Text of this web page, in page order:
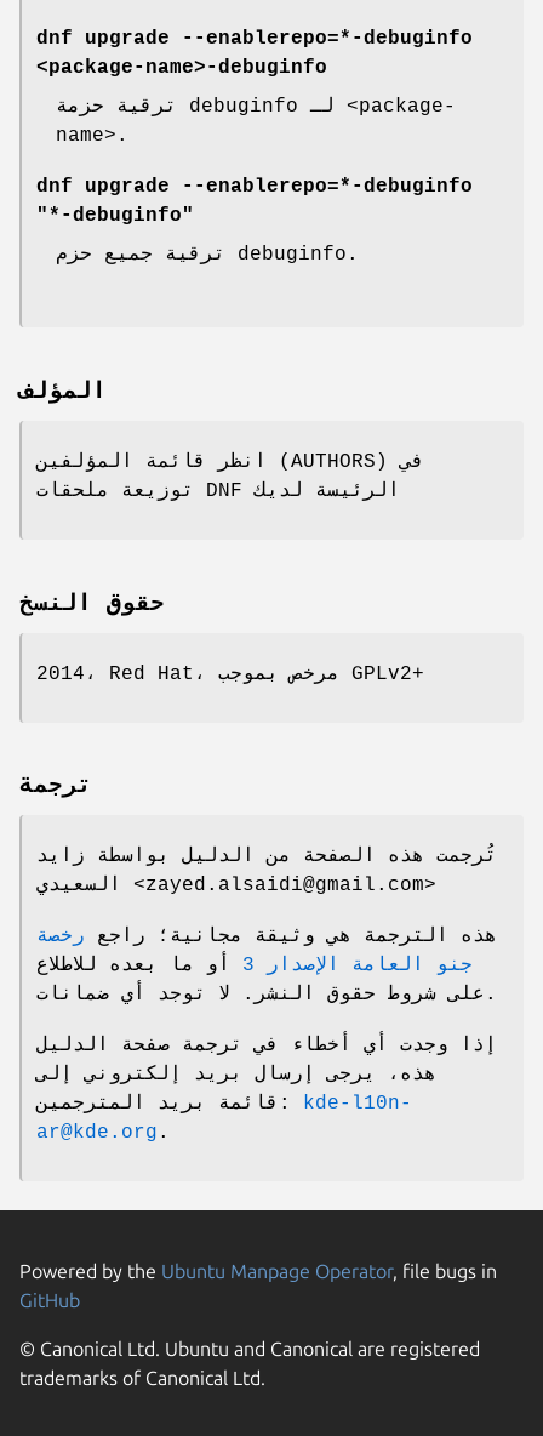
dnf upgrade --enablerepo=*-debuginfo
<package-name>-debuginfo
ترقية حزمة debuginfo لـ <package-
name>.
dnf upgrade --enablerepo=*-debuginfo
"*-debuginfo"
ترقية جميع حزم debuginfo.
المؤلف
انظر قائمة المؤلفين (AUTHORS) في
توزيعة ملحقات DNF الرئيسة لديك
حقوق النسخ
2014، Red Hat، مرخص بموجب GPLv2+
ترجمة
تُرجمت هذه الصفحة من الدليل بواسطة زايد
السعيدي <zayed.alsaidi@gmail.com>
هذه الترجمة هي وثيقة مجانية؛ راجع رخصة
جنو العامة الإصدار 3
أو ما بعده للاطلاع
على شروط حقوق النشر. لا توجد أي ضمانات.
إذا وجدت أي أخطاء في ترجمة صفحة الدليل
هذه، يرجى إرسال بريد إلكتروني إلى
قائمة بريد المترجمين: kde-l10n-
ar@kde.org .
Powered by the Ubuntu Manpage Operator, file bugs in
GitHub
© Canonical Ltd. Ubuntu and Canonical are registered
trademarks of Canonical Ltd.